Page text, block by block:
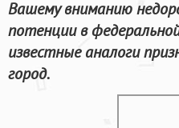
Вашему вниманию
потенции в
известные аналоги
город.